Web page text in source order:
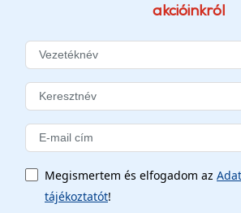
akcióinkról
Megismertem és elfogadom az
tájékoztatót!